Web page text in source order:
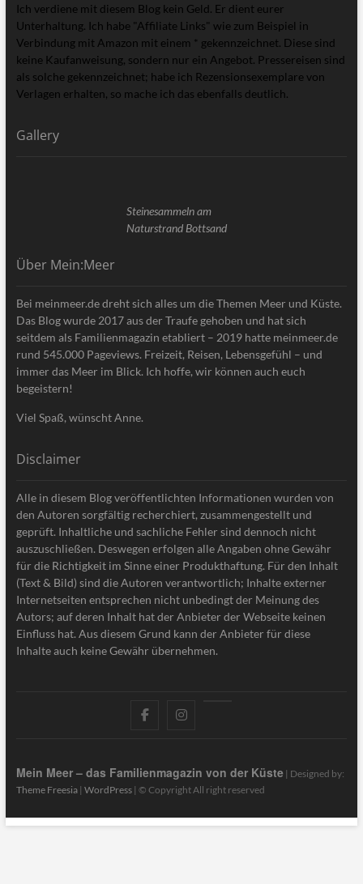
Ich verdiene mit diesem Blog kein Geld. Er dient eurer
Unterhaltung. Ich habe "Affiliate Links" wie zum Beispiel in
Verbindung mit Amazon mit einem * gekennzeichnet. Diese sind
keine Kaufanweisung, sondern nur ein Angebot. Pressereisen sind
als solche gekennzeichnet; habe ich Rezensionsexemplare von
Verlagen erhalten, so mache ich das ebenfalls deutlich.
Gallery
Steinesammeln am
Naturstrand Bottsand
Über Mein:Meer
Bei meinmeer.de dreht sich alles um die Themen Meer und Küste.
Das Blog wurde 2017 aus der Traufe gehoben und hat sich
seitdem als Familienmagazin etabliert – 2019 hatte meinmeer.de
rund 545.000 Pageviews. Freizeit, Reisen, Lebensgefühl – und
immer das Meer im Blick. Ich hoffe, wir können auch euch
begeistern!
Viel Spaß, wünscht Anne.
Disclaimer
Alle in diesem Blog veröffentlichten Informationen wurden von
den Autoren sorgfältig recherchiert, zusammengestellt und
geprüft. Inhaltliche und sachliche Fehler sind dennoch nicht
auszuschließen. Deswegen erfolgen alle Angaben ohne Gewähr
für die Richtigkeit im Sinne einer Produkthaftung. Für den Inhalt
(Text & Bild) sind die Autoren verantwortlich; Inhalte externer
Internetseiten entsprechen nicht unbedingt der Meinung des
Autors; auf deren Inhalt hat der Anbieter der Webseite keinen
Einfluss hat. Aus diesem Grund kann der Anbieter für diese
Inhalte auch keine Gewähr übernehmen.
facebookinstagram
Mein Meer – das Familienmagazin von der Küste| Designed by:
Theme Freesia| WordPress| © Copyright All right reserved